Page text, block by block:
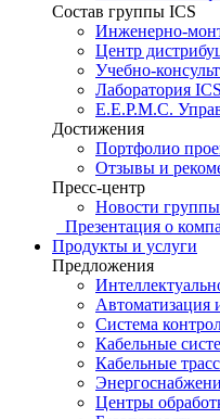
Состав группы ICS
Инженерно-
Центр
Учебно-
Лаборатория ICS
E.E.P.M.C.
Достижения
Портфолио
Отзывы и
Пресс-центр
Новости
Презентация о
Продукты и услуги
Предложения
Автоматизация
Система
Кабельные
Кабельные
Центры